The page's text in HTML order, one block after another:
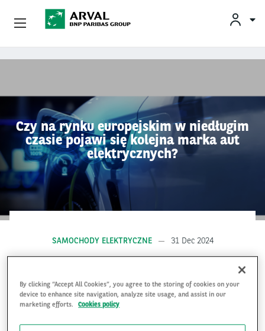
Czy na rynku europejskim w niedługim
czasie pojawi się kolejna marka aut
elektrycznych?
SAMOCHODY ELEKTRYCZNE 31 Dec 2024
W 2025 roku na rynku europejskim
prawdopodobnie pojawi się kolejna marka
Oferta
Zrównoważona Mobilność
Doradztwo I Ekspertyza
O Arval
Kontakt
By clicking “Accept All Cookies”, you agree to the storing of cookies on your
device to enhance site navigation, analyze site usage, and assist in our
marketing efforts.
Cookies policy